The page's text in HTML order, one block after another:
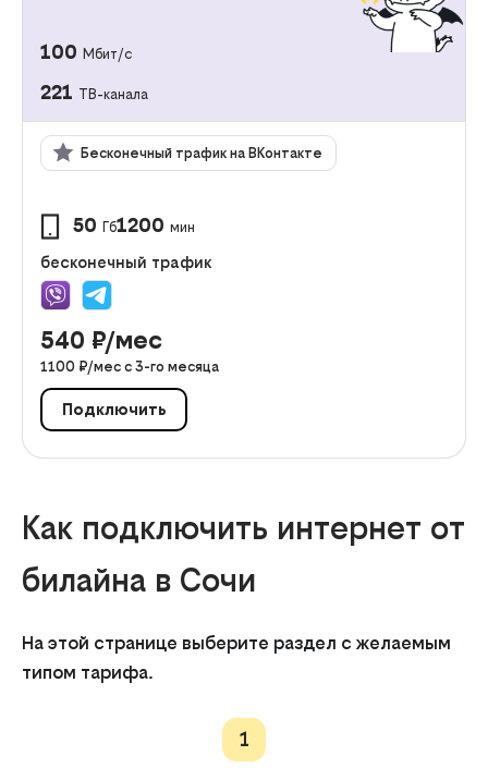
100 Мбит/с
221 ТВ-канала
Бесконечный трафик на ВКонтакте
50 Гб1200 мин
бесконечный трафик
540 ₽/мес
1100 ₽/мес с 3-го месяца
Подключить
Как подключить интернет от
билайна в Сочи
На этой странице выберите раздел с желаемым
типом тарифа.
1